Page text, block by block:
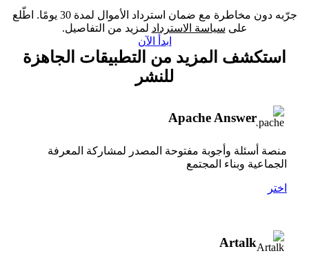
جرّبه دون مخاطرة مع ضمان استرداد الأموال لمدة 30 يومًا. اطّلع
على سياسة الاسترداد لمزيد من التفاصيل.
ابدأ الآن
استكشف المزيد من التطبيقات الجاهزة
للنشر
Apache Answer
منصة أسئلة وأجوبة مفتوحة المصدر لمشاركة المعرفة
الجماعية وبناء المجتمع
اختر
Artalk